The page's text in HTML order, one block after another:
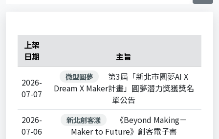
上架
日期
主旨
2026-
07-07
微型圓夢
第3屆「新北市圓夢AI X
Dream X Maker計畫」圓夢潛力獎獲獎名
單公告
2026-
07-06
新北創客漾
《Beyond Making－
Maker to Future》創客電子書